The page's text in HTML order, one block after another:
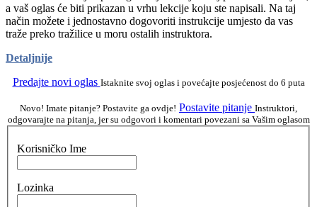
a vaš oglas će biti prikazan u vrhu lekcije koju ste napisali. Na taj
način možete i jednostavno dogovoriti instrukcije umjesto da vas
traže preko tražilice u moru ostalih instruktora.
Detaljnije
Predajte novi oglas Istaknite svoj oglas i povećajte posjećenost do 6 puta
Novo! Imate pitanje? Postavite ga ovdje! Postavite pitanje Instruktori,
odgovarajte na pitanja, jer su odgovori i komentari povezani sa Vašim oglasom
Korisničko Ime
Lozinka